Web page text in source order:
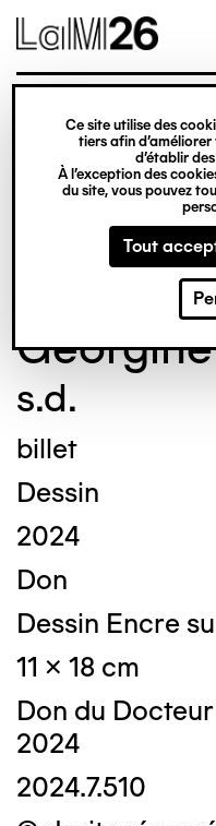
Gestion des cookies
Ce site utilise des
tiers afin
d’établir
À l’exception des
du site, vous pouvez
Tout
contenu
© Crédit photo :
métropole musée
contemporain et
s.d.
billet
Dessin
2024
Don
Dessin Encre
11 x 18 cm
Don du
2024
2024.7.510